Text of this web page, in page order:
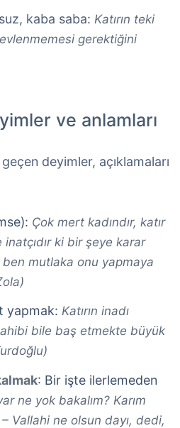
kaba saba: Katırın teki
gerektiğini
ve anlamları
deyimler, açıklamaları
Çok mert kadındır, katır
inatçıdır ki bir şeye karar
mutlaka onu yapmaya
yapmak: Katırın inadı
bile baş etmekte büyük
: Bir işte ilerlemeden
ne yok bakalım? Karım
Vallahi ne olsun dayı, dedi,